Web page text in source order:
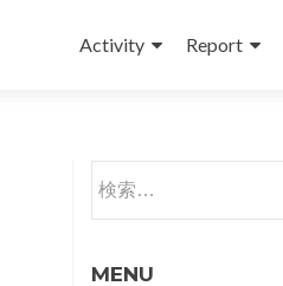
Activity
Report
検索:
MENU